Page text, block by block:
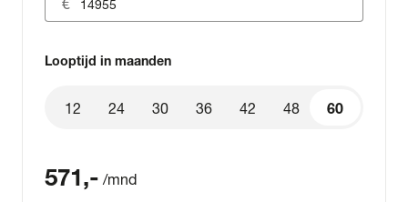
Looptijd in maanden
60
12 24 30 36 42 48 60
571,- /mnd